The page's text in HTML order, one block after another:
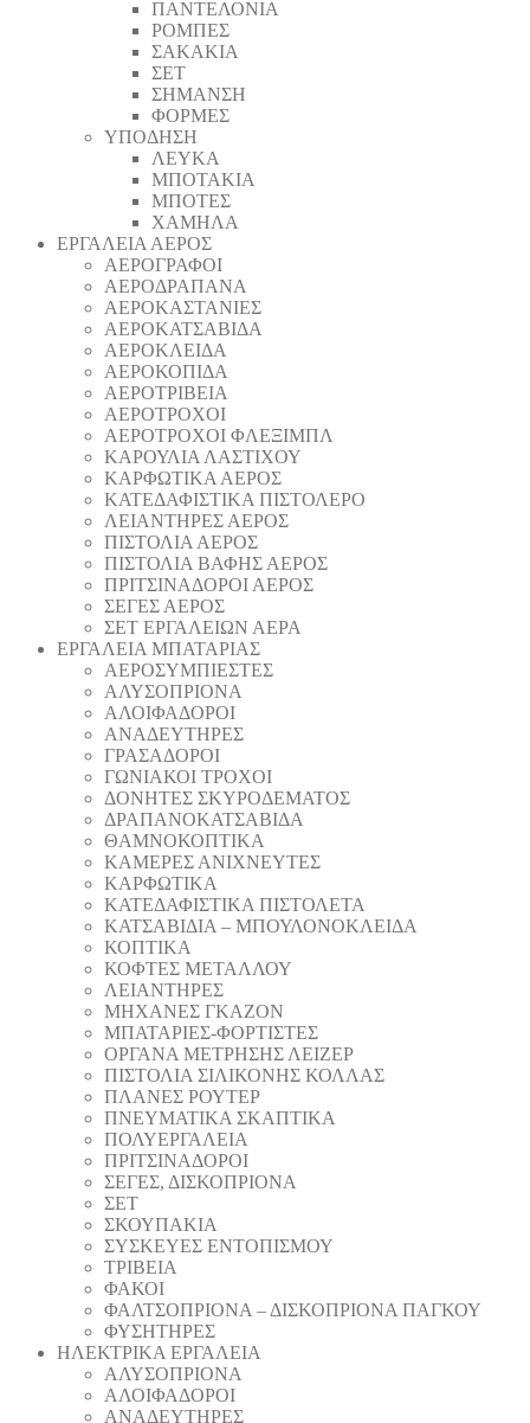
ΠΑΝΤΕΛΟΝΙΑ
ΡΟΜΠΕΣ
ΣΑΚΑΚΙΑ
ΣΕΤ
ΣΗΜΑΝΣΗ
ΦΟΡΜΕΣ
ΥΠΟΔΗΣΗ
ΛΕΥΚΑ
ΜΠΟΤΑΚΙΑ
ΜΠΟΤΕΣ
ΧΑΜΗΛΑ
ΕΡΓΑΛΕΙΑ ΑΕΡΟΣ
ΑΕΡΟΓΡΑΦΟΙ
ΑΕΡΟΔΡΑΠΑΝA
ΑΕΡΟΚΑΣΤΑΝΙΕΣ
ΑΕΡΟΚΑΤΣΑΒΙΔΑ
ΑΕΡΟΚΛΕΙΔΑ
ΑΕΡΟΚΟΠΙΔΑ
ΑΕΡΟΤΡΙΒΕΙΑ
ΑΕΡΟΤΡΟΧΟΙ
ΑΕΡΟΤΡΟΧΟΙ ΦΛΕΞΙΜΠΛ
ΚΑΡΟΥΛΙΑ ΛΑΣΤΙΧΟΥ
ΚΑΡΦΩΤΙΚΑ ΑΕΡΟΣ
ΚΑΤΕΔΑΦΙΣΤΙΚΑ ΠΙΣΤΟΛΕΡΟ
ΛΕΙΑΝΤΗΡΕΣ ΑΕΡΟΣ
ΠΙΣΤΟΛΙΑ ΑΕΡΟΣ
ΠΙΣΤΟΛΙΑ ΒΑΦΗΣ ΑΕΡΟΣ
ΠΡΙΤΣΙΝΑΔΟΡΟΙ ΑΕΡΟΣ
ΣΕΓΕΣ ΑΕΡΟΣ
ΣΕΤ ΕΡΓΑΛΕΙΩΝ ΑΕΡΑ
ΕΡΓΑΛΕΙΑ ΜΠΑΤΑΡΙΑΣ
AEΡΟΣΥΜΠΙΕΣΤΕΣ
AΛΥΣΟΠΡΙΟΝΑ
ΑΛΟΙΦΑΔOΡΟI
ΑΝΑΔΕΥΤΗΡΕΣ
ΓΡΑΣΑΔΟΡΟΙ
ΓΩΝΙΑΚΟΙ ΤΡΟΧΟΙ
ΔΟΝΗΤΕΣ ΣΚΥΡΟΔΕΜΑΤΟΣ
ΔΡΑΠΑΝΟΚΑΤΣΑΒΙΔΑ
ΘAΜΝΟΚΟΠΤΙΚΑ
ΚΑΜΕΡΕΣ ΑΝΙΧΝΕΥΤΕΣ
ΚΑΡΦΩΤΙΚΑ
ΚΑΤΕΔΑΦΙΣΤΙΚΑ ΠΙΣΤΟΛΕΤΑ
ΚΑΤΣΑΒΙΔΙΑ – ΜΠΟΥΛΟΝΟΚΛΕΙΔΑ
ΚΟΠΤΙΚA
ΚΟΦΤΕΣ ΜΕΤΑΛΛΟΥ
ΛΕΙΑΝΤΗΡEΣ
ΜΗΧΑΝΕΣ ΓΚΑΖΟΝ
ΜΠΑΤΑΡΙΕΣ-ΦΟΡΤΙΣΤΕΣ
ΟΡΓΑΝΑ ΜΕΤΡΗΣΗΣ ΛΕΙΖΕΡ
ΠΙΣΤΟΛΙA ΣΙΛΙΚΟΝΗΣ ΚΟΛΛΑΣ
ΠΛΑΝΕΣ ΡΟΥΤΕΡ
ΠΝΕΥΜΑΤΙΚΑ ΣΚΑΠΤΙΚΑ
ΠΟΛΥΕΡΓΑΛΕΙΑ
ΠΡΙΤΣΙΝΑΔΟΡΟΙ
ΣΕΓΕΣ, ΔΙΣΚΟΠΡΙΟΝΑ
ΣΕΤ
ΣΚΟΥΠΑΚΙΑ
ΣΥΣΚΕΥΕΣ ΕΝΤΟΠΙΣΜΟΥ
ΤΡΙΒΕΙΑ
ΦΑΚΟΙ
ΦΑΛΤΣΟΠΡΙΟΝΑ – ΔΙΣΚΟΠΡΙΟΝΑ ΠΑΓΚΟΥ
ΦΥΣΗΤΗΡΕΣ
ΗΛΕΚΤΡΙΚΑ ΕΡΓΑΛΕΙΑ
AΛΥΣΟΠΡΙΟΝΑ
ΑΛΟΙΦΑΔOΡΟI
ΑΝΑΔΕΥΤΗΡΕΣ